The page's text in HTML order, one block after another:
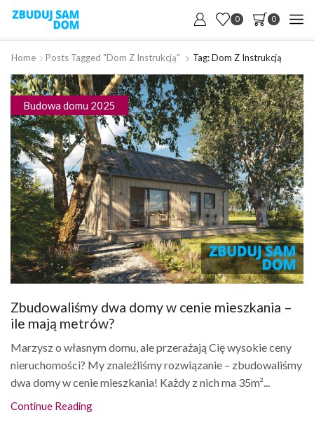
0 0
Home Posts Tagged "dom Z Instrukcją" Tag: Dom Z Instrukcją
Budowa domu 2025
Zbudowaliśmy dwa domy w cenie mieszkania –
ile mają metrów?
Marzysz o własnym domu, ale przerażają Cię wysokie ceny
nieruchomości? My znaleźliśmy rozwiązanie – zbudowaliśmy
dwa domy w cenie mieszkania! Każdy z nich ma 35m²...
Continue Reading